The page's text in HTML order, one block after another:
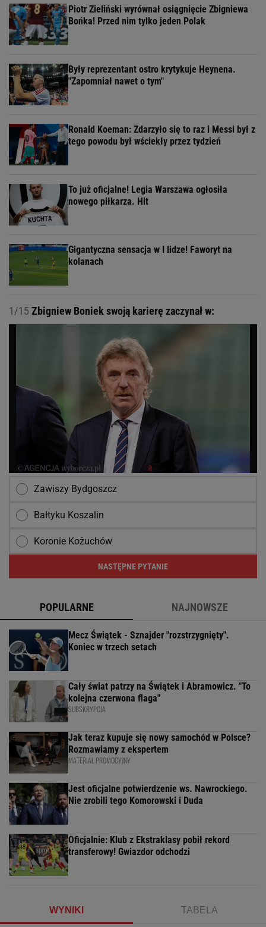
Piotr Zieliński wyrównał osiągnięcie Zbigniewa
Bońka! Przed nim tylko jeden Polak
Były reprezentant ostro krytykuje Heynena.
"Zapomniał nawet o tym"
Ronald Koeman: Zdarzyło się to raz i Messi był z
tego powodu był wściekły przez tydzień
To już oficjalne! Legia Warszawa ogłosiła
nowego piłkarza. Hit
Gigantyczna sensacja w I lidze! Faworyt na
kolanach
1/15 Zbigniew Boniek swoją karierę zaczynał w:
Zawiszy Bydgoszcz
Bałtyku Koszalin
Koronie Kożuchów
NASTĘPNE PYTANIE
POPULARNE NAJNOWSZE
Mecz Świątek - Sznajder "rozstrzygnięty".
Koniec w trzech setach
Cały świat patrzy na Świątek i Abramowicz. "To
kolejna czerwona flaga"
SUBSKRYPCJA
Jak teraz kupuje się nowy samochód w Polsce?
Rozmawiamy z ekspertem
MATERIAŁ PROMOCYJNY
Jest oficjalne potwierdzenie ws. Nawrockiego.
Nie zrobili tego Komorowski i Duda
Oficjalnie: Klub z Ekstraklasy pobił rekord
transferowy! Gwiazdor odchodzi
WYNIKI TABELA